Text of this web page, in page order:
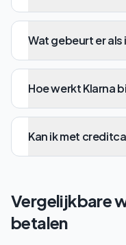
Wat gebeurt er als
Hoe werkt Klarna
Kan ik met
Vergelijkbare
betalen